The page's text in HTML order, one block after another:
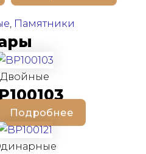
, Памятники
Двойные
Подробнее